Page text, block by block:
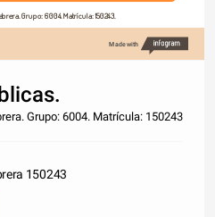
Grupo: 6004. Matrícula: 150243.
Made with
Grupo: 6004. Matrícula: 150243
150243